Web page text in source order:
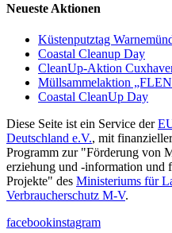
Neueste Aktionen
Küstenputztag
Coastal Cleanup Day
CleanUp-Aktion
Müllsammelaktion
Coastal CleanUp Day
Diese Seite ist ein Service der
Deutschland e.V., mit
Programm zur "Förderung von
erziehung und -information und
Projekte" des Ministeriums für
Verbraucherschutz M-V.
facebookinstagram